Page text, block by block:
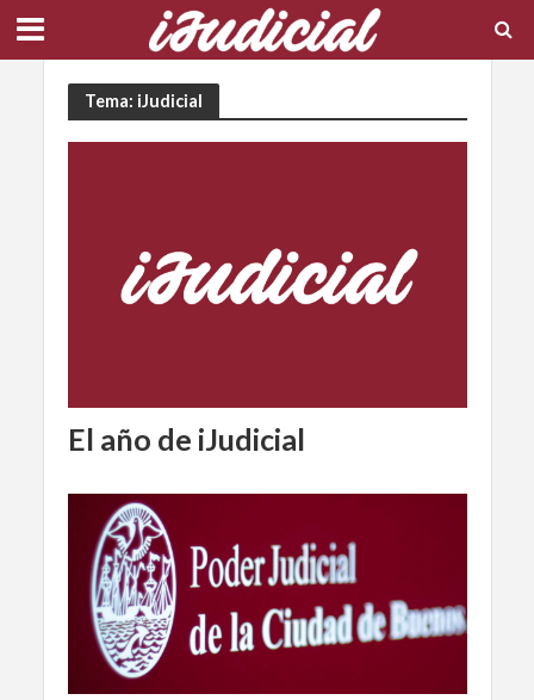
Tema: iJudicial
El año de iJudicial